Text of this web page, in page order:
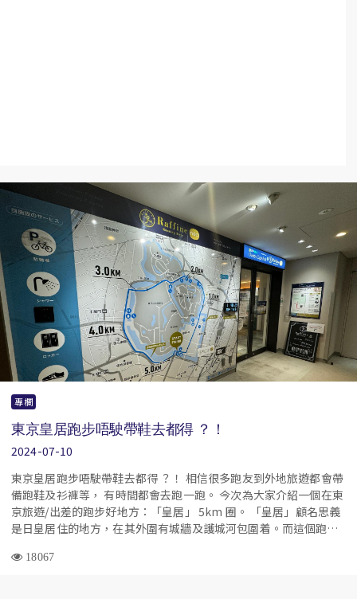
專欄
東京皇居跑步唔駛帶鞋去都得 ？！
2024-07-10
東京皇居跑步唔駛帶鞋去都得 ？！ 相信很多跑友到外地旅遊都會帶
備跑鞋及衫褲等， 有時間都會去跑一跑。 今次為大家介紹一個在東
京旅遊/出差的跑步好地方：「皇居」 5km 圈。 「皇居」顧名思義
是日皇居住的地方，在其外圍有城牆及護城河包圍着。而這個跑步
18067